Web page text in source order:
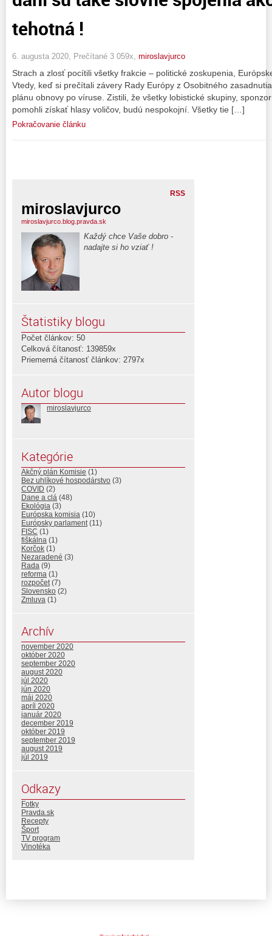
tehotná !
6. augusta 2020, Prečítané 3 059x, miroslavjurco
Strach a zlosť pocítili všetky frakcie – politické zoskupenia,
Vtedy, keď si prečítali závery Rady Európy z Osobitného
plánu obnovy po víruse. Zistili, že všetky lobistické skupiny,
pomohli získať hlasy voličov, budú nespokojní. Všetky tie […]
Pokračovanie článku
RSS
miroslavjurco
miroslavjurco.blog.pravda.sk
Každý chce Vaše dobro -
nadajte si ho vziať !
Štatistiky blogu
Počet článkov: 50
Celková čítanosť: 139859x
Priemerná čítanosť článkov: 2797x
Autor blogu
miroslavjurco
Kategórie
Akčný plán Komisie (1)
Bez uhlíkové hospodárstvo (3)
COVID (2)
Dane a clá (48)
Ekológia (3)
Európska komisia (10)
Európsky parlament (11)
FISC (1)
fiškálna (1)
Korčok (1)
Nezaradené (3)
Rada (9)
reforma (1)
rozpočet (7)
Slovensko (2)
Zmluva (1)
Archív
november 2020
október 2020
september 2020
august 2020
júl 2020
jún 2020
máj 2020
apríl 2020
január 2020
december 2019
október 2019
september 2019
august 2019
júl 2019
Odkazy
Fotky
Pravda.sk
Recepty
Šport
TV program
Vinotéka